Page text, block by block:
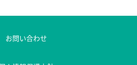
お問い合わせ